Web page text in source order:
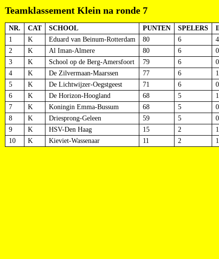
Teamklassement Klein na ronde 7
NR. CAT SCHOOL PUNTEN SPELERS
1
K Eduard van Beinum-Rotterdam 80 6
2
K Al Iman-Almere 80 6
3
K School op de Berg-Amersfoort 79 6
4
K De Zilvermaan-Maarssen 77 6
5
K De Lichtwijzer-Oegstgeest 71 6
6
K De Horizon-Hoogland 68 5
7
K Koningin Emma-Bussum 68 5
8
K Driesprong-Geleen 59 5
9
K HSV-Den Haag 15 2
10
K Kieviet-Wassenaar 11 2